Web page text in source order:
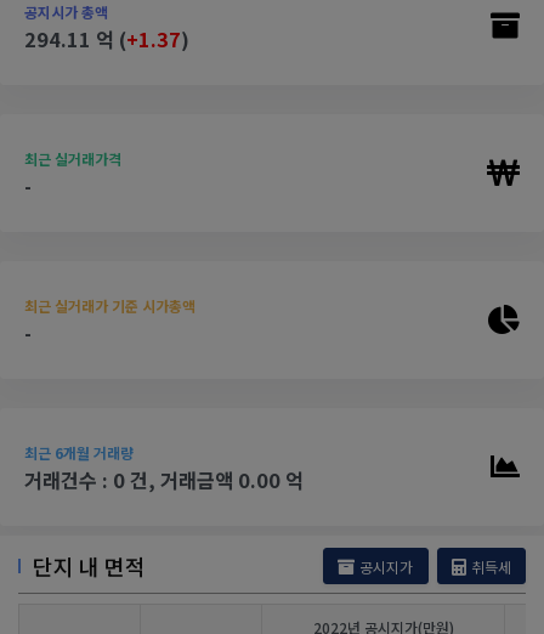
공지시가 총액
294.11 억 (+1.37)
최근 실거래가격
-
최근 실거래가 기준 시가총액
-
최근 6개월 거래량
거래건수 : 0 건, 거래금액 0.00 억
단지 내 면적 공시지가 취득세
2022년 공시지가(만원)